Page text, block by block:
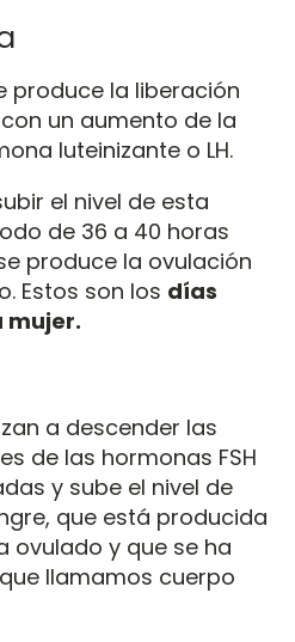
produce la liberación
un aumento de la
luteinizante o LH.
el nivel de esta
de 36 a 40 horas
produce la ovulación
Estos son los días
mujer.
a descender las
de las hormonas FSH
y sube el nivel de
que está producida
ovulado y que se ha
llamamos cuerpo